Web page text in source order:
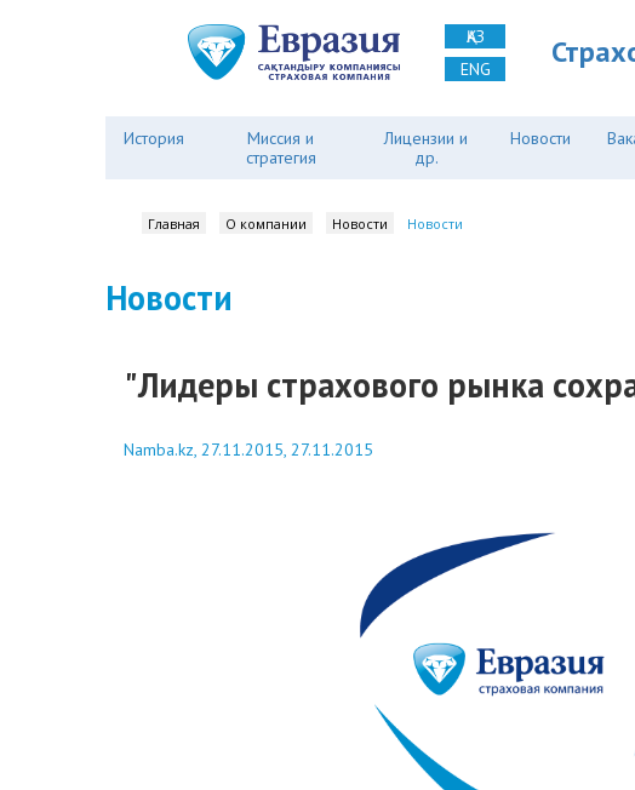
ҚАЗ
ENG
История
Миссия и
стратегия
Лицензии и
др.
Новости
Главная О компании Новости Новости
Новости
"Лидеры страхового рынка
Namba.kz, 27.11.2015, 27.11.2015